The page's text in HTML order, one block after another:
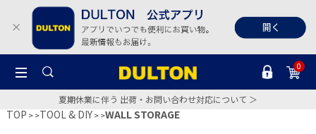
0
夏期休業に伴う 出荷・お問い合わせ対応について ＞
TOP >TOOL & DIY >WALL STORAGE